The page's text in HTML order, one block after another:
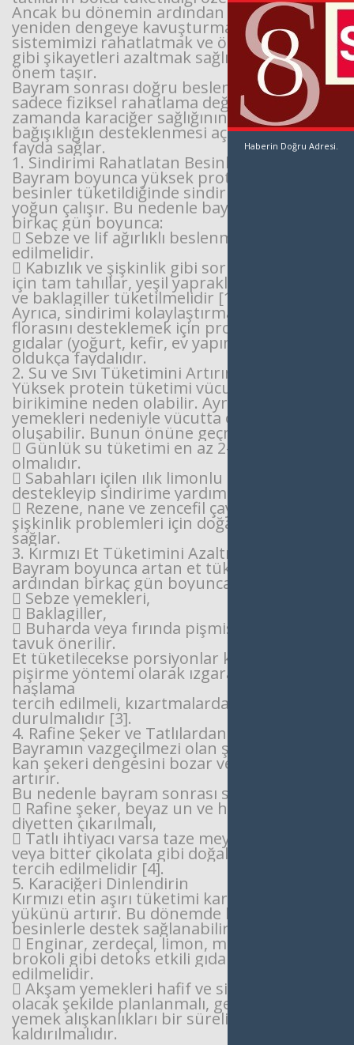
Ancak bu dönemin ardından bedenimizi
yeniden dengeye kavuşturmak, sindirim
sistemimizi rahatlatmak ve ödem, şişkinlik
gibi şikayetleri azaltmak sağlığımız açısından
önem taşır.
Bayram sonrası doğru beslenme adımları,
sadece fiziksel rahatlama değil, aynı
zamanda karaciğer sağlığının korunması ve
bağışıklığın desteklenmesi açısından da
fayda sağlar.
1. Sindirimi Rahatlatan Besinlere Dönüş
Bayram boyunca yüksek proteinli ve yağlı
besinler tüketildiğinde sindirim sistemi
yoğun çalışır. Bu nedenle bayram sonrası
birkaç gün boyunca:
 Sebze ve lif ağırlıklı beslenme tercih
edilmelidir.
 Kabızlık ve şişkinlik gibi sorunları önlemek
için tam tahıllar, yeşil yapraklı sebzeler
ve baklagiller tüketilmelidir [1].
Ayrıca, sindirimi kolaylaştırmak ve bağırsak
florasını desteklemek için probiyotik
gıdalar (yoğurt, kefir, ev yapımı turşu)
oldukça faydalıdır.
2. Su ve Sıvı Tüketimini Artırın
Yüksek protein tüketimi vücutta ürik asit
birikimine neden olabilir. Ayrıca tuzlu et
yemekleri nedeniyle vücutta ödem
oluşabilir. Bunun önüne geçmek için:
 Günlük su tüketimi en az 2-2.5 litre
olmalıdır.
 Sabahları içilen ılık limonlu su karaciğeri
destekleyip sindirime yardımcı olur [2].
 Rezene, nane ve zencefil çayları, gaz ve
şişkinlik problemleri için doğal destek
sağlar.
3. Kırmızı Et Tüketimini Azaltın
Bayram boyunca artan et tüketiminin
ardından birkaç gün boyunca etin yerine:
 Sebze yemekleri,
 Baklagiller,
 Buharda veya fırında pişmiş balık ya da
tavuk önerilir.
Et tüketilecekse porsiyonlar küçültülmeli,
pişirme yöntemi olarak ızgara, fırın veya
haşlama
tercih edilmeli, kızartmalardan uzak
durulmalıdır [3].
4. Rafine Şeker ve Tatlılardan Uzak Durun
Bayramın vazgeçilmezi olan şerbetli tatlılar,
kan şekeri dengesini bozar ve yağlanmayı
artırır.
Bu nedenle bayram sonrası süreçte:
 Rafine şeker, beyaz un ve hazır gıdalar
diyetten çıkarılmalı,
 Tatlı ihtiyacı varsa taze meyve, hurma
veya bitter çikolata gibi doğal alternatifler
tercih edilmelidir [4].
5. Karaciğeri Dinlendirin
Kırmızı etin aşırı tüketimi karaciğerin
yükünü artırır. Bu dönemde karaciğer dostu
besinlerle destek sağlanabilir:
 Enginar, zerdeçal, limon, maydanoz,
brokoli gibi detoks etkili gıdalar tercih
edilmelidir.
 Akşam yemekleri hafif ve sindirimi kolay
olacak şekilde planlanmalı, gece
yemekalışkanlıkları bir süreliğine rafa
kaldırılmalıdır.
Haberin Doğru Adresi.